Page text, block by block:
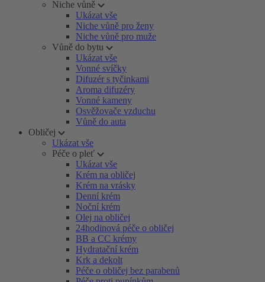
Niche vůně
Ukázat vše
Niche vůně pro ženy
Niche vůně pro muže
Vůně do bytu
Ukázat vše
Vonné svíčky
Difuzér s tyčinkami
Aroma difuzéry
Vonné kameny
Osvěžovače vzduchu
Vůně do auta
Obličej
Ukázat vše
Péče o pleť
Ukázat vše
Krém na obličej
Krém na vrásky
Denní krém
Noční krém
Olej na obličej
24hodinová péče o obličej
BB a CC krémy
Hydratační krém
Krk a dekolt
Péče o obličej bez parabenů